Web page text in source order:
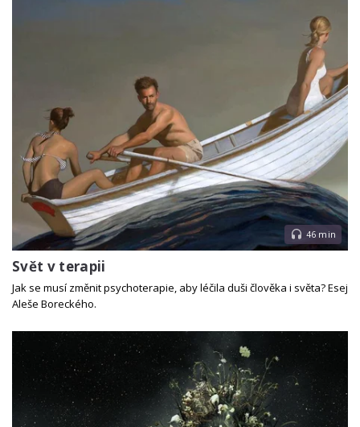
46 min
Svět v terapii
Jak se musí změnit psychoterapie, aby léčila duši člověka i světa? Esej
Aleše Boreckého.